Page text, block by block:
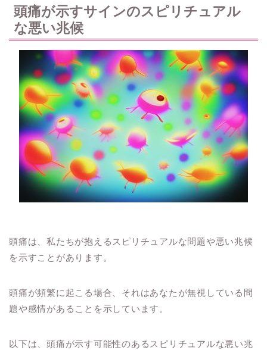
頭痛が示すサインのスピリチュアル
な悪い兆候
頭痛は、私たちが抱えるスピリチュアルな問題や悪い兆候
を示すことがあります。
頭痛が頻繁に起こる場合、それはあなたが無視している問
題や感情があることを示しています。
以下は、頭痛が示す可能性のあるスピリチュアルな悪い兆